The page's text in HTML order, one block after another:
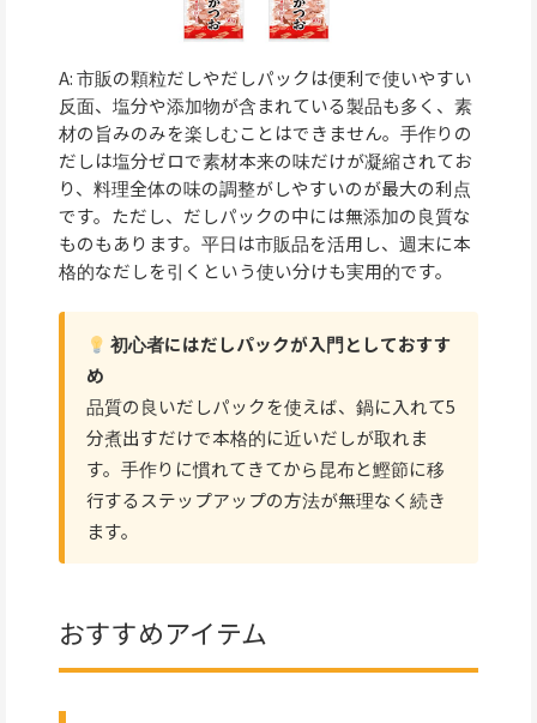
A: 市販の顆粒だしやだしパックは便利で使いやすい
反面、塩分や添加物が含まれている製品も多く、素
材の旨みのみを楽しむことはできません。手作りの
だしは塩分ゼロで素材本来の味だけが凝縮されてお
り、料理全体の味の調整がしやすいのが最大の利点
です。ただし、だしパックの中には無添加の良質な
ものもあります。平日は市販品を活用し、週末に本
格的なだしを引くという使い分けも実用的です。
初心者にはだしパックが入門としておすす
め
品質の良いだしパックを使えば、鍋に入れて5
分煮出すだけで本格的に近いだしが取れま
す。手作りに慣れてきてから昆布と鰹節に移
行するステップアップの方法が無理なく続き
ます。
おすすめアイテム